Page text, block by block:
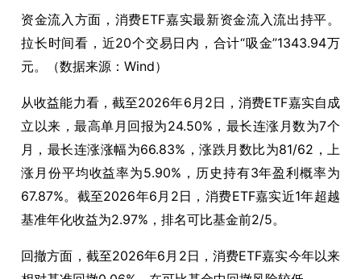
资金流入方面，消费ETF嘉实最新资金流入流出持平。
拉长时间看，近20个交易日内，合计“吸金”1343.94万
元。（数据来源：Wind）
从收益能力看，截至2026年6月2日，消费ETF嘉实自成
立以来，最高单月回报为24.50%，最长连涨月数为7个
月，最长连涨涨幅为66.83%，涨跌月数比为81/62，上
涨月份平均收益率为5.90%，历史持有3年盈利概率为
67.87%。截至2026年6月2日，消费ETF嘉实近1年超越
基准年化收益为2.97%，排名可比基金前2/5。
回撤方面，截至2026年6月2日，消费ETF嘉实今年以来